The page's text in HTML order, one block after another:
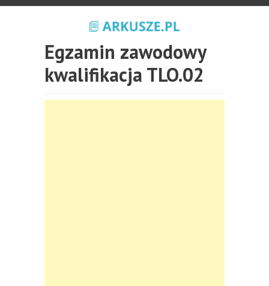
Egzamin zawodowy
kwalifikacja TLO.02